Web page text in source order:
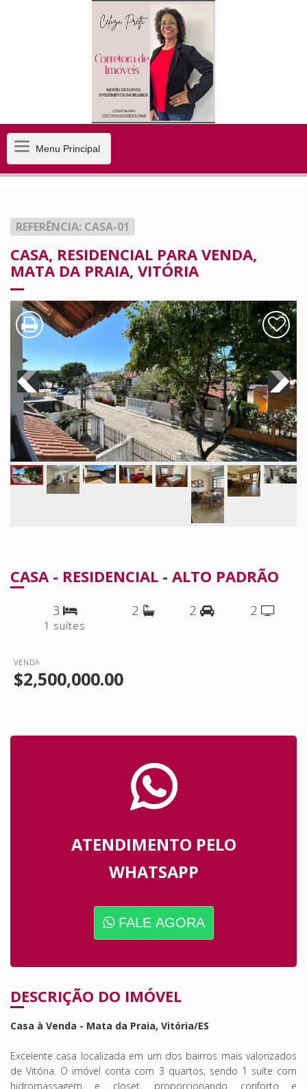
MenuMenu Principal
REFERÊNCIA: CASA-01
CASA, RESIDENCIAL PARA VENDA,
MATA DA PRAIA, VITÓRIA
CASA - RESIDENCIAL - ALTO PADRÃO
3
1 suítes
2 2 2
VENDA
$2,500,000.00
ATENDIMENTO PELO
WHATSAPP
FALE AGORA
DESCRIÇÃO DO IMÓVEL
Casa à Venda - Mata da Praia, Vitória/ES
Excelente casa localizada em um dos bairros mais valorizados
de Vitória. O imóvel conta com 3 quartos, sendo 1 suíte com
hidromassagem e closet, proporcionando conforto e